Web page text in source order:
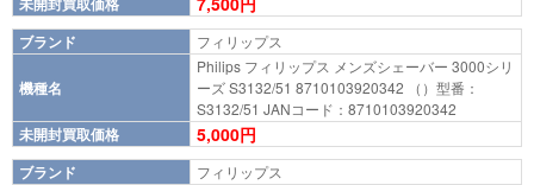
ブランド フィリップス
機種名
Philips フィリップス メンズシェーバー 3000シリ
ーズ S3132/51 8710103920342 （）型番：
S3132/51 JANコード：8710103920342
未開封買取価格 5,000円
ブランド フィリップス